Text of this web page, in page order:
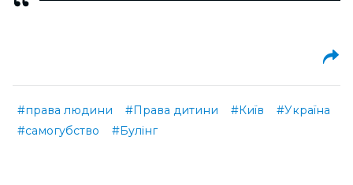
#права людини #Права дитини #Київ
#Україна
#самогубство
#Булінг